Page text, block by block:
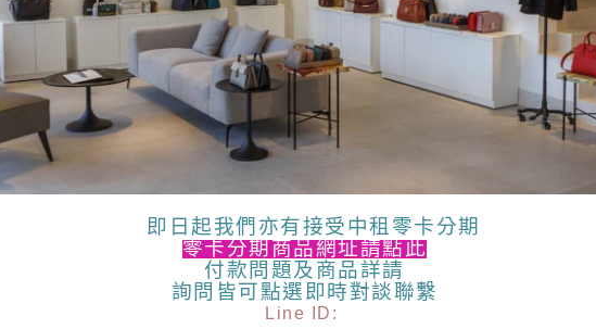
即日起我們亦有接受中租零卡分期
零卡分期商品網址請點此
付款問題及商品詳請
詢問皆可點選 即時對談聯繫
Line ID: